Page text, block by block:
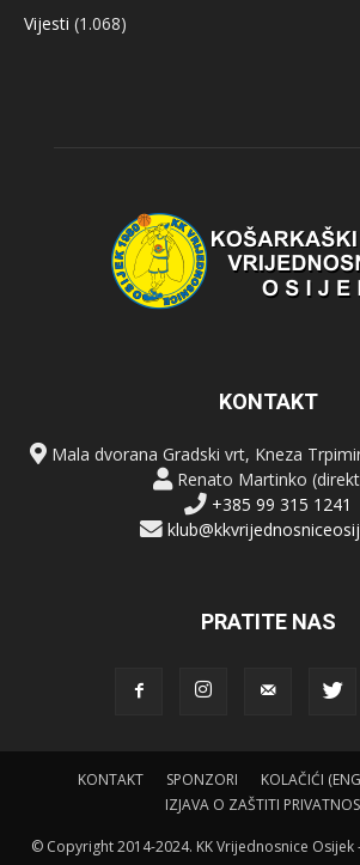
Vijesti (1.068)
KONTAKT
Mala dvorana Gradski vrt, Kneza
Renato Martinko
+385 99 315 1241
PRATITE NAS
KONTAKT SPONZORI
KOLAČIĆI
IZJAVA O ZAŠTITI
© Copyright 2014-2024. KK Vrijednosnice Osijek